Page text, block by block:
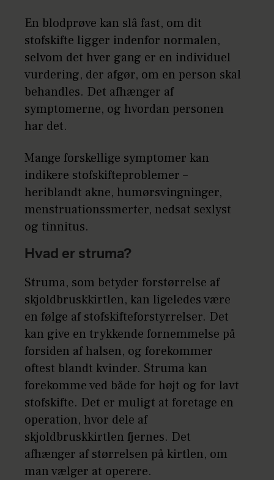
En blodprøve kan slå fast, om dit
stofskifte ligger indenfor normalen,
selvom det hver gang er en individuel
vurdering, der afgør, om en person skal
behandles. Det afhænger af
symptomerne, og hvordan personen
har det.
Mange forskellige symptomer kan
indikere stofskifteproblemer –
heriblandt akne, humørsvingninger,
menstruationssmerter, nedsat sexlyst
og tinnitus.
Hvad er struma?
Struma, som betyder forstørrelse af
skjoldbruskkirtlen, kan ligeledes være
en følge af stofskifteforstyrrelser. Det
kan give en trykkende fornemmelse på
forsiden af halsen, og forekommer
oftest blandt kvinder. Struma kan
forekomme ved både for højt og for lavt
stofskifte. Det er muligt at foretage en
operation, hvor dele af
skjoldbruskkirtlen fjernes. Det
afhænger af størrelsen på kirtlen, om
man vælger at operere.